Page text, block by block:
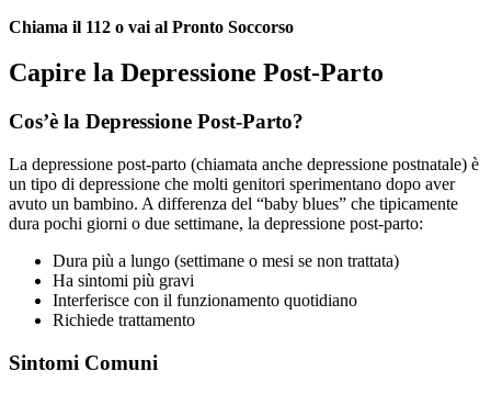
Chiama il 112 o vai al Pronto Soccorso
Capire la Depressione Post-Parto
Cos’è la Depressione Post-Parto?
La depressione post-parto (chiamata anche depressione postnatale) è
un tipo di depressione che molti genitori sperimentano dopo aver
avuto un bambino. A differenza del “baby blues” che tipicamente
dura pochi giorni o due settimane, la depressione post-parto:
Dura più a lungo (settimane o mesi se non trattata)
Ha sintomi più gravi
Interferisce con il funzionamento quotidiano
Richiede trattamento
Sintomi Comuni